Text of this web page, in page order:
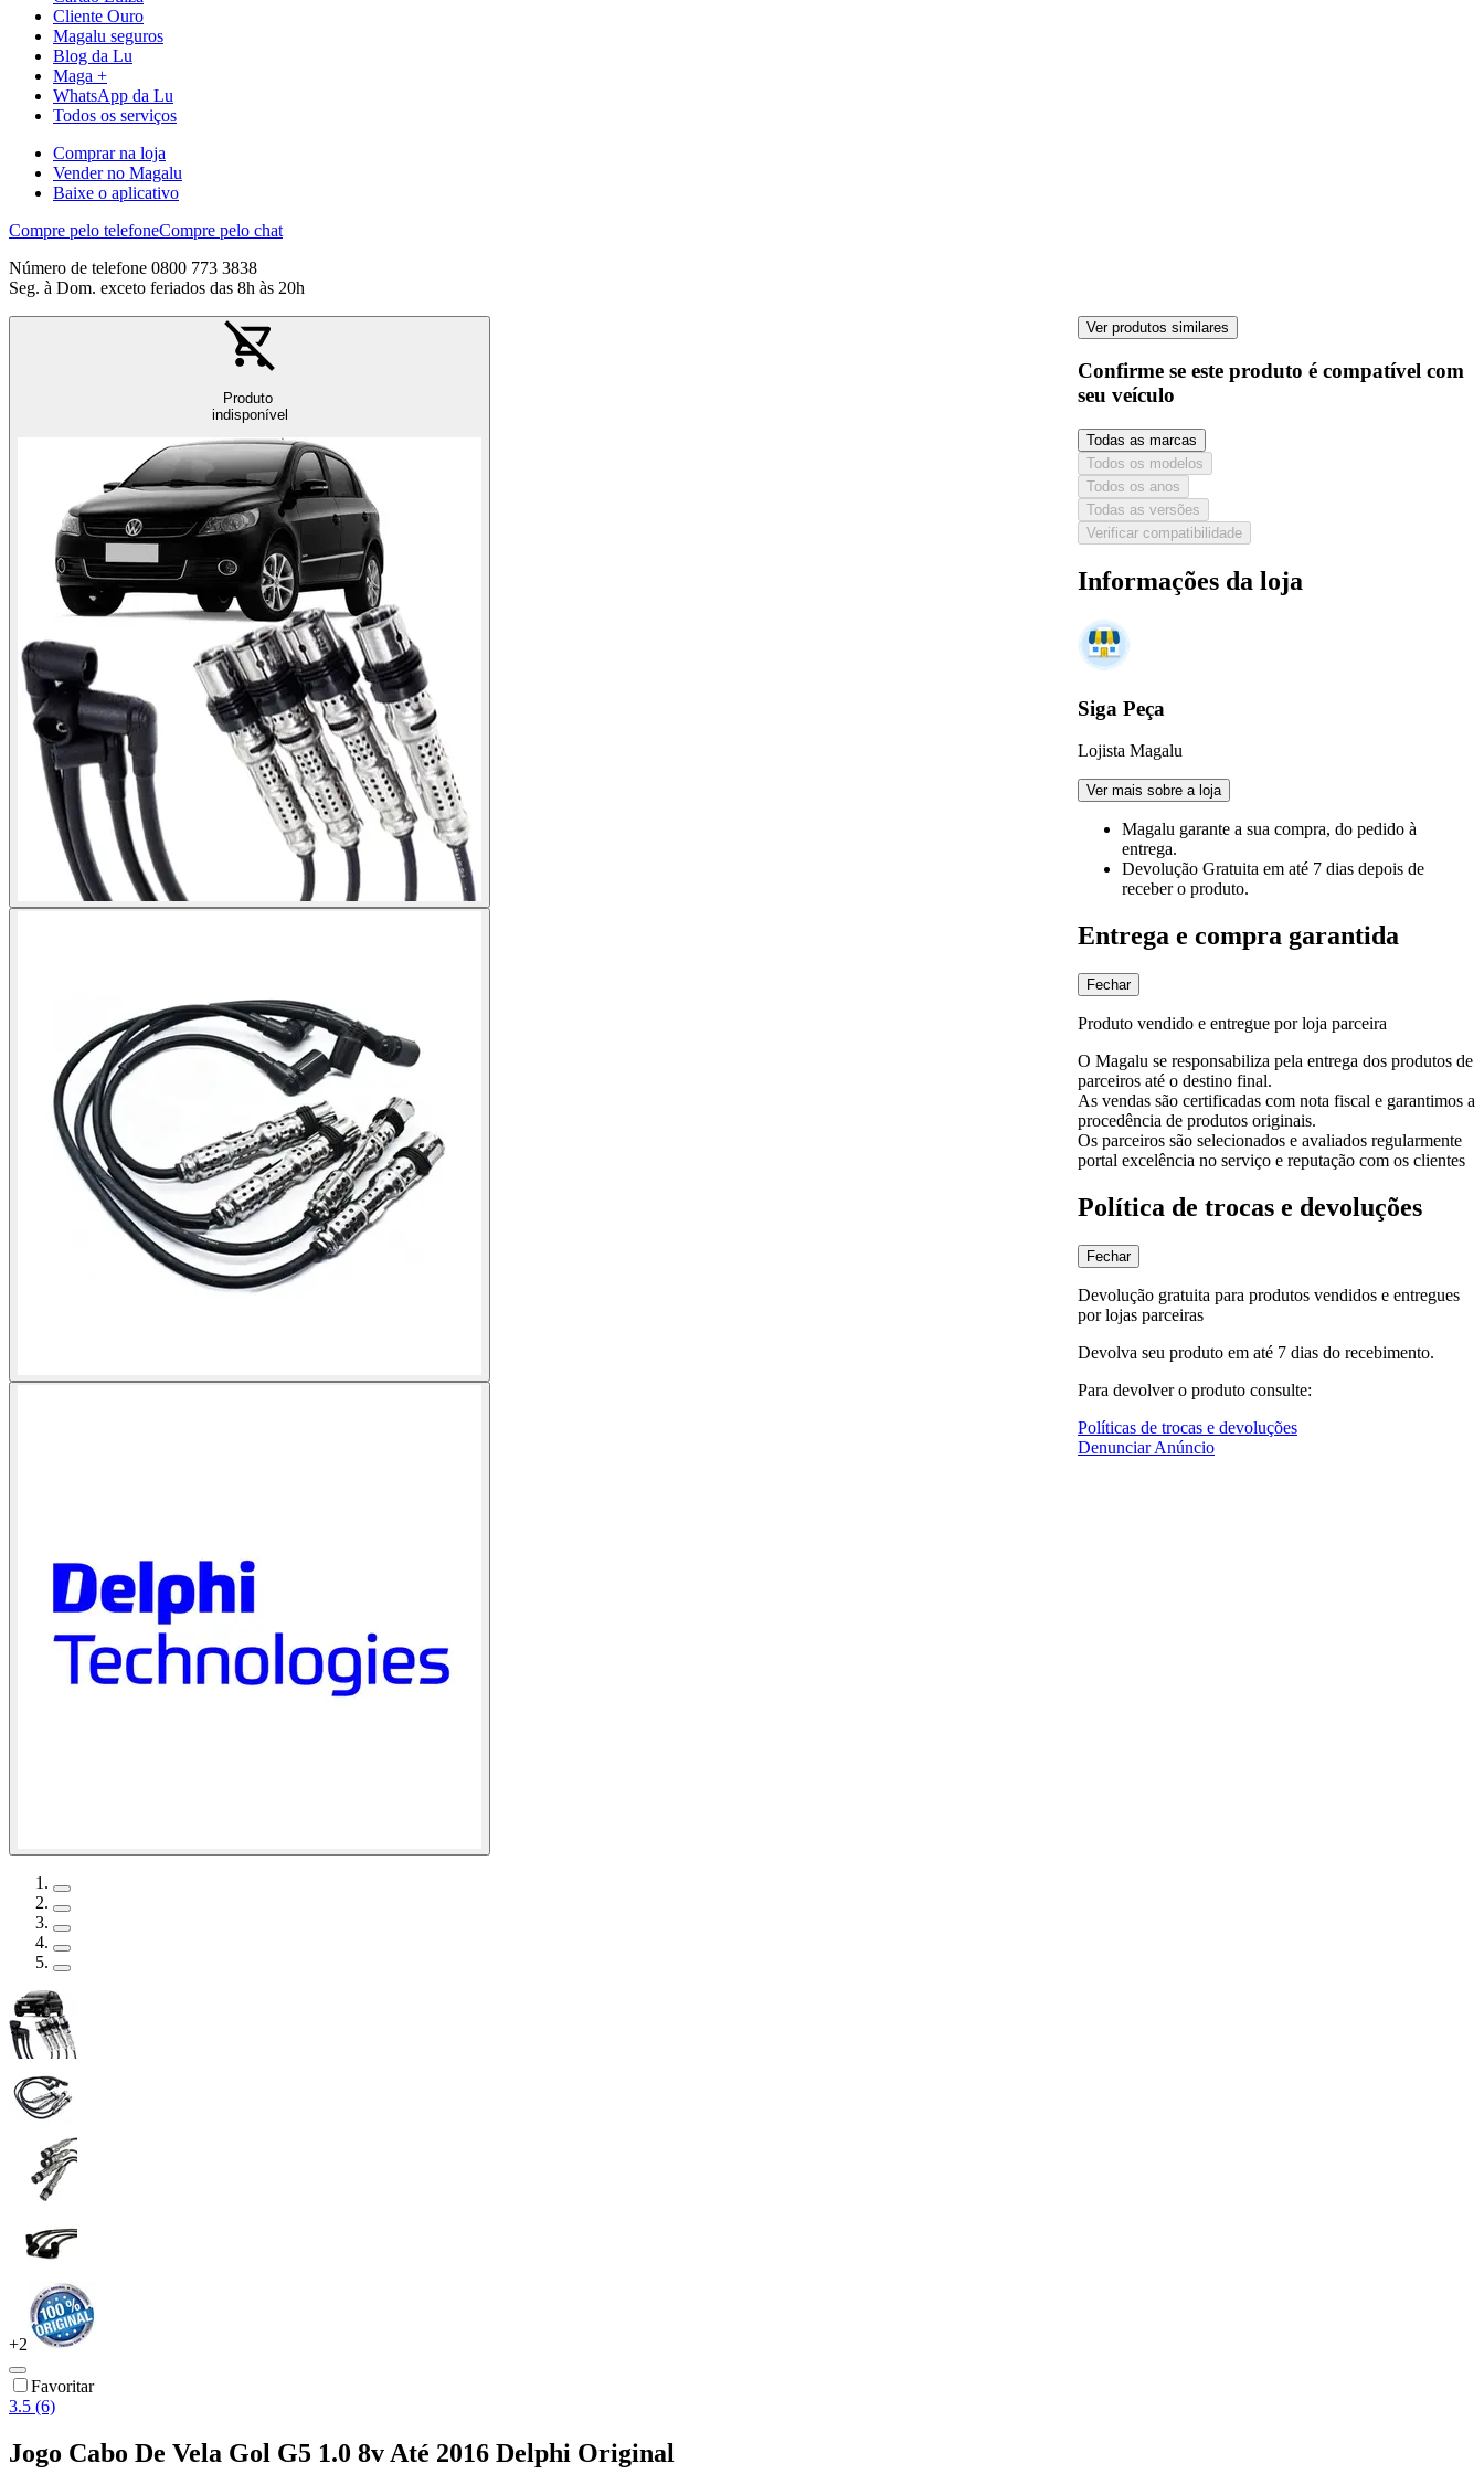
Cliente Ouro
Magalu seguros
Blog da Lu
Maga +
WhatsApp da Lu
Todos os serviços
Comprar na loja
Vender no Magalu
Baixe o aplicativo
Compre pelo telefoneCompre pelo chat
Número de telefone 0800 773 3838
Seg. à Dom. exceto feriados das 8h às 20h
Produto
indisponível
+2
Favoritar
3.5 (6)
Jogo Cabo De Vela Gol G5 1.0 8v Até 2016 Delphi Original
Ver produtos similares
Confirme se este produto é compatível com
seu veículo
Todas as marcas
Todos os modelos
Todos os anos
Todas as versões
Verificar compatibilidade
Informações da loja
Siga Peça
Lojista Magalu
Ver mais sobre a loja
Magalu garante a sua compra, do pedido à
entrega.
Devolução Gratuita em até 7 dias depois de
receber o produto.
Entrega e compra garantida
Fechar
Produto vendido e entregue por loja parceira
O Magalu se responsabiliza pela entrega dos produtos de
parceiros até o destino final.
As vendas são certificadas com nota fiscal e garantimos a
procedência de produtos originais.
Os parceiros são selecionados e avaliados regularmente
portal excelência no serviço e reputação com os clientes
Política de trocas e devoluções
Fechar
Devolução gratuita para produtos vendidos e entregues
por lojas parceiras
Devolva seu produto em até 7 dias do recebimento.
Para devolver o produto consulte:
Políticas de trocas e devoluções
Denunciar Anúncio